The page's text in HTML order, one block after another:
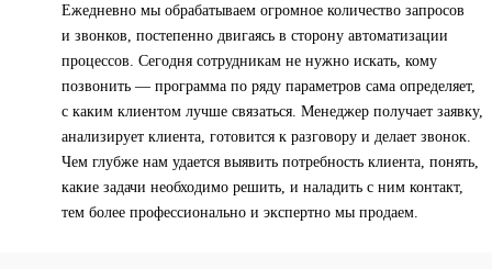
Ежедневно мы обрабатываем огромное количество запросов
и звонков, постепенно двигаясь в сторону автоматизации
процессов. Сегодня сотрудникам не нужно искать, кому
позвонить — программа по ряду параметров сама определяет,
с каким клиентом лучше связаться. Менеджер получает заявку,
анализирует клиента, готовится к разговору и делает звонок.
Чем глубже нам удается выявить потребность клиента, понять,
какие задачи необходимо решить, и наладить с ним контакт,
тем более профессионально и экспертно мы продаем.